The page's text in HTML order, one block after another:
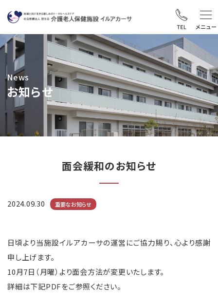
News
お知らせ
面会緩和のお知らせ
2024.09.30 重要なお知らせ
日頃より当施設イルアカーサの運営にご協力賜り、心より感謝
申し上げます。
10月7日（月曜）より面会方法が変更いたします。
詳細は下記PDFをご参照ください。